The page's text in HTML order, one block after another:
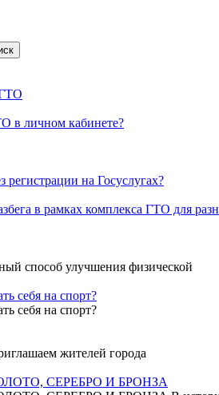
в личном кабинете?
на Госуслугах?
в рамках комплекса ГТО для
способ улучшения физической
себя на спорт?️
себя на спорт?
жителей города
СЕРЕБРО И БРОНЗА